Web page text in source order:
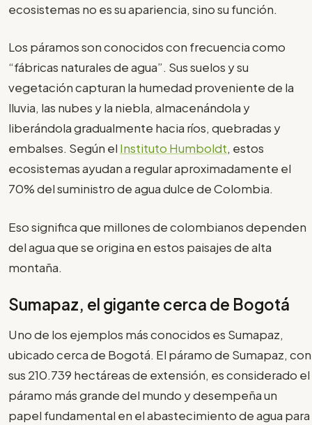
ecosistemas no es su apariencia, sino su función.
Los páramos son conocidos con frecuencia como
“fábricas naturales de agua”. Sus suelos y su
vegetación capturan la humedad proveniente de la
lluvia, las nubes y la niebla, almacenándola y
liberándola gradualmente hacia ríos, quebradas y
embalses. Según el Instituto Humboldt, estos
ecosistemas ayudan a regular aproximadamente el
70% del suministro de agua dulce de Colombia.
Eso significa que millones de colombianos dependen
del agua que se origina en estos paisajes de alta
montaña.
Sumapaz, el gigante cerca de Bogotá
Uno de los ejemplos más conocidos es Sumapaz,
ubicado cerca de Bogotá. El páramo de Sumapaz, con
sus 210.739 hectáreas de extensión, es considerado el
páramo más grande del mundo y desempeña un
papel fundamental en el abastecimiento de agua para